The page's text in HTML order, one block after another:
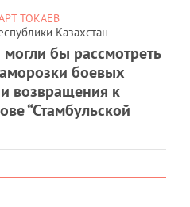
ТОКАЕВ
Казахстан
бы рассмотреть
боевых
возвращения к
“Стамбульской